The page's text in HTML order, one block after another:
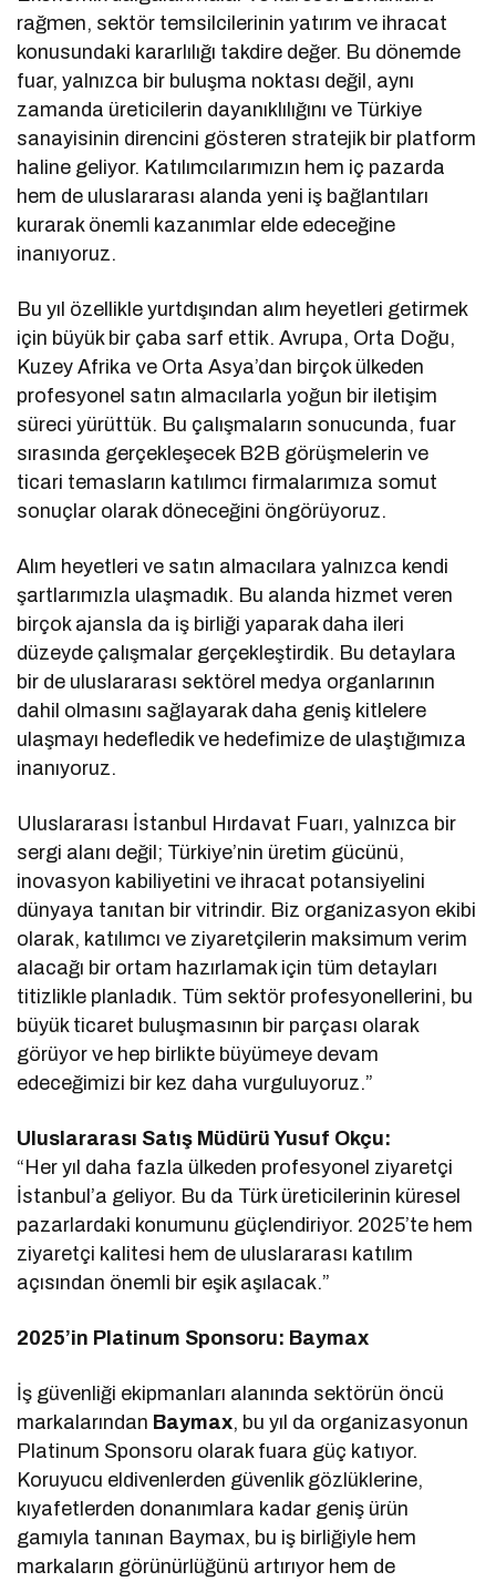
rağmen, sektör temsilcilerinin yatırım ve ihracat
konusundaki kararlılığı takdire değer. Bu dönemde
fuar, yalnızca bir buluşma noktası değil, aynı
zamanda üreticilerin dayanıklılığını ve Türkiye
sanayisinin direncini gösteren stratejik bir platform
haline geliyor. Katılımcılarımızın hem iç pazarda
hem de uluslararası alanda yeni iş bağlantıları
kurarak önemli kazanımlar elde edeceğine
inanıyoruz.
Bu yıl özellikle yurtdışından alım heyetleri getirmek
için büyük bir çaba sarf ettik. Avrupa, Orta Doğu,
Kuzey Afrika ve Orta Asya’dan birçok ülkeden
profesyonel satın almacılarla yoğun bir iletişim
süreci yürüttük. Bu çalışmaların sonucunda, fuar
sırasında gerçekleşecek B2B görüşmelerin ve
ticari temasların katılımcı firmalarımıza somut
sonuçlar olarak döneceğini öngörüyoruz.
Alım heyetleri ve satın almacılara yalnızca kendi
şartlarımızla ulaşmadık. Bu alanda hizmet veren
birçok ajansla da iş birliği yaparak daha ileri
düzeyde çalışmalar gerçekleştirdik. Bu detaylara
bir de uluslararası sektörel medya organlarının
dahil olmasını sağlayarak daha geniş kitlelere
ulaşmayı hedefledik ve hedefimize de ulaştığımıza
inanıyoruz.
Uluslararası İstanbul Hırdavat Fuarı, yalnızca bir
sergi alanı değil; Türkiye’nin üretim gücünü,
inovasyon kabiliyetini ve ihracat potansiyelini
dünyaya tanıtan bir vitrindir. Biz organizasyon ekibi
olarak, katılımcı ve ziyaretçilerin maksimum verim
alacağı bir ortam hazırlamak için tüm detayları
titizlikle planladık. Tüm sektör profesyonellerini, bu
büyük ticaret buluşmasının bir parçası olarak
görüyor ve hep birlikte büyümeye devam
edeceğimizi bir kez daha vurguluyoruz.”
Uluslararası Satış Müdürü Yusuf Okçu:
“Her yıl daha fazla ülkeden profesyonel ziyaretçi
İstanbul’a geliyor. Bu da Türk üreticilerinin küresel
pazarlardaki konumunu güçlendiriyor. 2025’te hem
ziyaretçi kalitesi hem de uluslararası katılım
açısından önemli bir eşik aşılacak.”
2025’in Platinum Sponsoru: Baymax
İş güvenliği ekipmanları alanında sektörün öncü
markalarından Baymax, bu yıl da organizasyonun
Platinum Sponsoru olarak fuara güç katıyor.
Koruyucu eldivenlerden güvenlik gözlüklerine,
kıyafetlerden donanımlara kadar geniş ürün
gamıyla tanınan Baymax, bu iş birliğiyle hem
markaların görünürlüğünü artırıyor hem de